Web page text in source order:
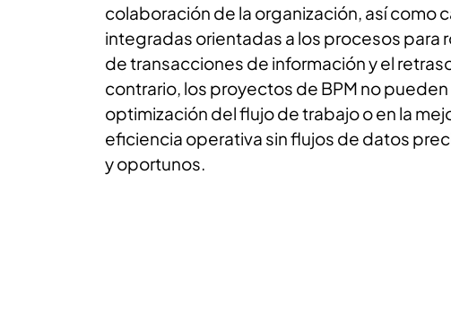
colaboración de la organización, así como
integradas orientadas a los procesos para
de transacciones de información y el
contrario, los proyectos de BPM no pueden
optimización del flujo de trabajo o en la
eficiencia operativa sin flujos de datos
y oportunos.